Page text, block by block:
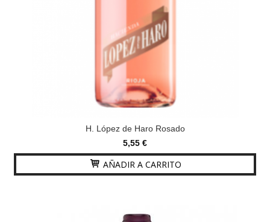
H. López de Haro Rosado
5,55 €
AÑADIR A CARRITO